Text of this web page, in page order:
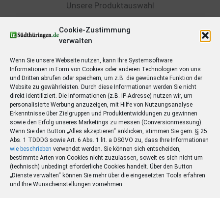
Cookie-Zustimmung
verwalten
Wenn Sie unsere Webseite nutzen, kann Ihre Systemsoftware
Informationen in Form von Cookies oder anderen Technologien von uns
und Dritten abrufen oder speichern, um z.B. die gewünschte Funktion der
Website zu gewährleisten. Durch diese Informationen werden Sie nicht
direkt identifiziert. Die Informationen (z.B. IP-Adresse) nutzen wir, um
personalisierte Werbung anzuzeigen, mit Hilfe von Nutzungsanalyse
Erkenntnisse über Zielgruppen und Produktentwicklungen zu gewinnen
sowie den Erfolg unseres Marketings zu messen (Conversionmessung).
Wenn Sie den Button „Alles akzeptieren“ anklicken, stimmen Sie gem. § 25
Abs. 1 TDDDG sowie Art. 6 Abs. 1 lit. a DSGVO zu, dass Ihre Informationen
wie beschrieben verwendet werden. Sie können sich entscheiden,
bestimmte Arten von Cookies nicht zuzulassen, soweit es sich nicht um
(technisch) unbedingt erforderliche Cookies handelt. Über den Button
„Dienste verwalten“ können Sie mehr über die eingesetzten Tools erfahren
und Ihre Wunscheinstellungen vornehmen.
Unsere Produktauswahl